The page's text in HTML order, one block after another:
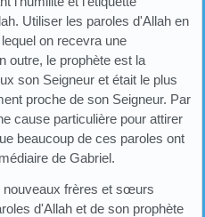
Utiliser les paroles d'Allah en
on recevra une
outre, le prophète est la
son Seigneur et était le plus
proche de son Seigneur. Par
cause particulière pour attirer
beaucoup de ces paroles ont
de Gabriel.
nouveaux frères et sœurs
d'Allah et de son prophète